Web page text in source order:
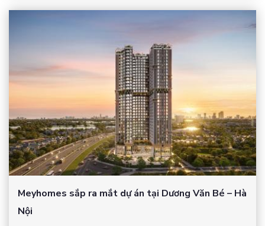
Meyhomes sắp ra mắt dự án tại Dương Văn Bé – Hà
Nội